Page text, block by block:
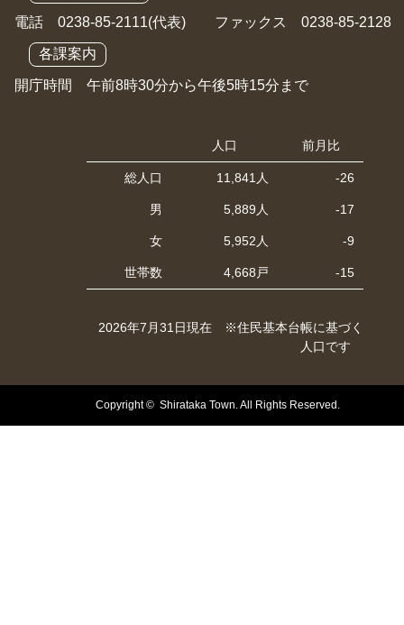
電話 0238-85-2111(代表) ファックス 0238-85-2128
各課案内
開庁時間 午前8時30分から午後5時15分まで
人口 前月比
総人口 11,841人 -26
男 5,889人 -17
女 5,952人 -9
世帯数 4,668戸 -15
2026年7月31日現在 ※住民基本台帳に基づく
人口です
Copyright © Shirataka Town. All Rights Reserved.